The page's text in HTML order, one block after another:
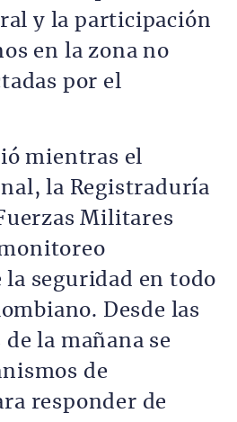
y la participación
en la zona no
por el
mientras el
la Registraduría
Militares
seguridad en todo
Desde las
la mañana se
de
responder de